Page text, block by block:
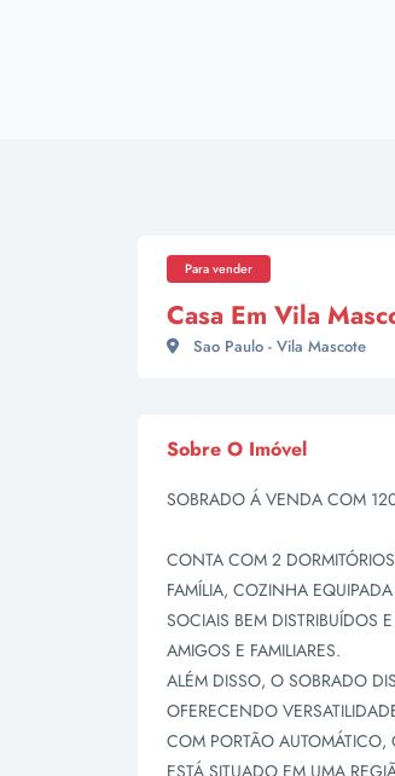
Para vender
Casa Em Vila
Sao Paulo - Vila Mascote
Sobre O Imóvel
SOBRADO Á VENDA COM
CONTA COM 2
FAMÍLIA, COZINHA
SOCIAIS BEM DISTRIBUÍDOS
AMIGOS E FAMILIARES.
ALÉM DISSO, O SOBRADO
OFERECENDO
COM PORTÃO
ESTÁ SITUADO EM UMA